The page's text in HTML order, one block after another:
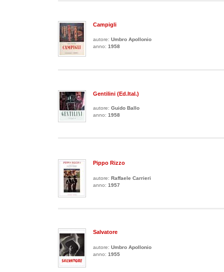
Campigli
autore: Umbro Apollonio
anno: 1958
Gentilini (ed.Ital.)
autore: Guido Ballo
anno: 1958
Pippo Rizzo
autore: Raffaele Carrieri
anno: 1957
Salvatore
autore: Umbro Apollonio
anno: 1955